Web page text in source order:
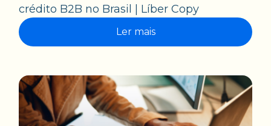
crédito B2B no Brasil | Líber Copy
Ler mais